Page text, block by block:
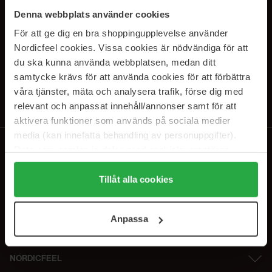
Denna webbplats använder cookies
För att ge dig en bra shoppingupplevelse använder
Nordicfeel cookies. Vissa cookies är nödvändiga för att
du ska kunna använda webbplatsen, medan ditt
samtycke krävs för att använda cookies för att förbättra
våra tjänster, mäta och analysera trafik, förse dig med
relevant och anpassat innehåll/annonser samt för att
aktivera funktioner som används på sociala medier
media (kan innefatta behandling av personuppgifter).
Genom att trycka på "Tillåt alla cookies" accepterar du
alla cookies, medan du under "Detaljer" kan anpassa
användningen av cookies. Du kan när som helst återkalla
samt vår Integritetspolicy.
Tillåt alla cookies
Anpassa
SUBSCRIBE TO OUR
NEWSLETTER
Ved at abonnere accepterer du voresprivatlivspolitik. Afmeld til enhver
tid.
NORDICFEEL